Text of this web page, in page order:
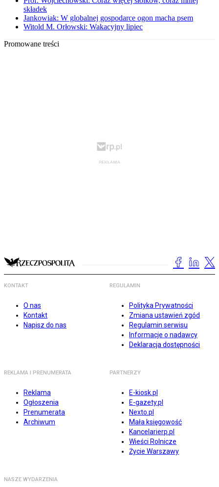
składek
Jankowiak: W globalnej gospodarce ogon macha psem
Witold M. Orłowski: Wakacyjny lipiec
Promowane treści
KONTAKT
O nas
Kontakt
Napisz do nas
REGULAMIN
Polityka Prywatności
Zmiana ustawień zgód
Regulamin serwisu
Informacje o nadawcy
Deklaracja dostępności
REKLAMA I PRENUMERATA
Reklama
Ogłoszenia
Prenumerata
Archiwum
PARTNERZY
E-kiosk.pl
E-gazety.pl
Nexto.pl
Mała księgowość
Kancelarierp.pl
Wieści Rolnicze
Życie Warszawy
NASZE WYDARZENIA